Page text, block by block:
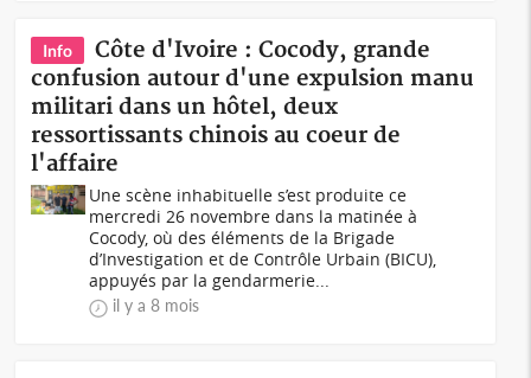
Info
Côte d'Ivoire : Cocody, grande
confusion autour d'une expulsion manu
militari dans un hôtel, deux
ressortissants chinois au coeur de
l'affaire
Une scène inhabituelle s’est produite ce
mercredi 26 novembre dans la matinée à
Cocody, où des éléments de la Brigade
d’Investigation et de Contrôle Urbain (BICU),
appuyés par la gendarmerie...
il y a 8 mois